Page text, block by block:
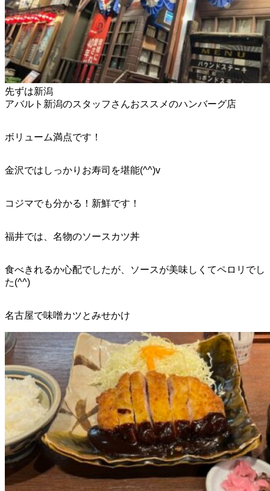
先ずは新潟
アバルト新潟のスタッフさんおススメのハンバーグ店
ボリューム満点です！
金沢ではしっかりお寿司を堪能(^^)v
コジマでも分かる！新鮮です！
福井では、名物のソースカツ丼
食べきれるか心配でしたが、ソースが美味しくてペロリでし
た(^^)
名古屋で味噌カツとみせかけ